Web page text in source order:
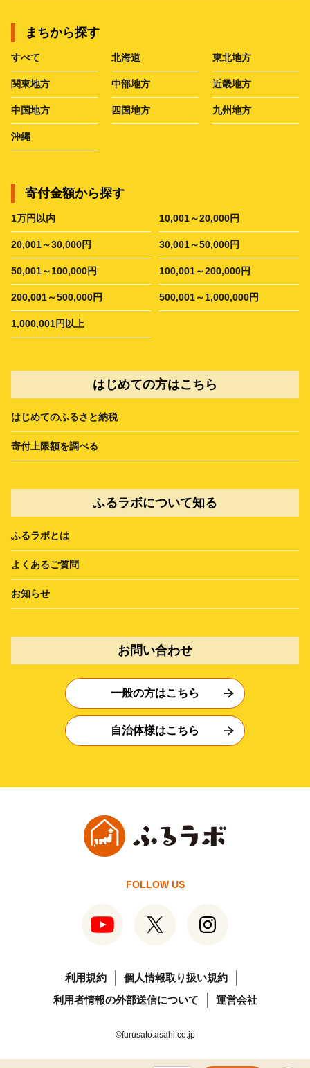
まちから探す
すべて 北海道 東北地方
関東地方 中部地方 近畿地方
中国地方 四国地方 九州地方
沖縄
寄付金額から探す
1万円以内 10,001～20,000円
20,001～30,000円 30,001～50,000円
50,001～100,000円 100,001～200,000円
200,001～500,000円 500,001～1,000,000円
1,000,001円以上
はじめての方はこちら
はじめてのふるさと納税
寄付上限額を調べる
ふるラボについて知る
ふるラボとは
よくあるご質問
お知らせ
お問い合わせ
一般の方はこちら
自治体様はこちら
FOLLOW US
利用規約
個人情報取り扱い規約
利用者情報の外部送信について
運営会社
©furusato.asahi.co.jp